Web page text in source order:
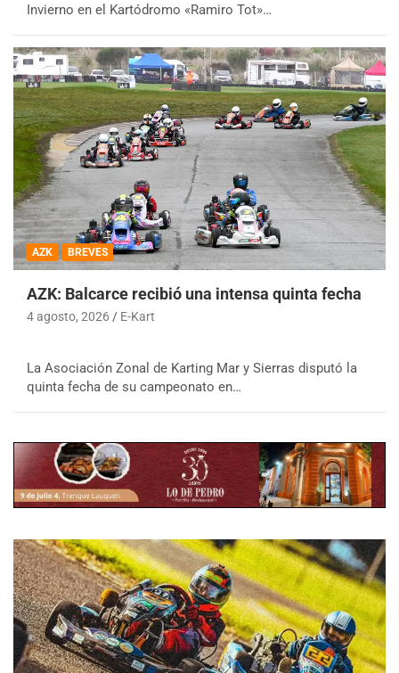
Invierno en el Kartódromo «Ramiro Tot»…
AZK BREVES
AZK: Balcarce recibió una intensa quinta fecha
4 agosto, 2026 E-Kart
La Asociación Zonal de Karting Mar y Sierras disputó la
quinta fecha de su campeonato en…